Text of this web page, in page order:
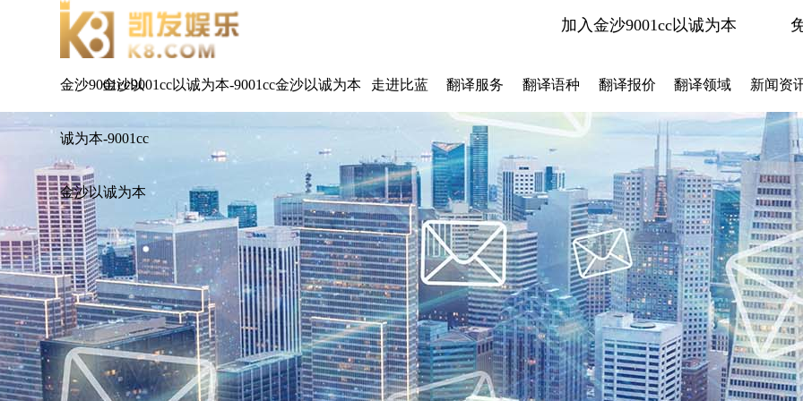
加入金沙9001cc以诚为本
金沙9001cc以
诚为本-9001cc
金沙以诚为本
金沙9001cc以诚为本-9001cc金沙以诚为本 走进比蓝 翻译服务 翻译语种 翻译报价 翻译领域 新闻资